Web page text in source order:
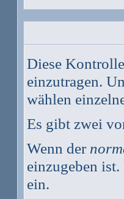
Diese
einzutragen.
wählen
Es gibt zwei
Wenn der
einzugeben
ein.